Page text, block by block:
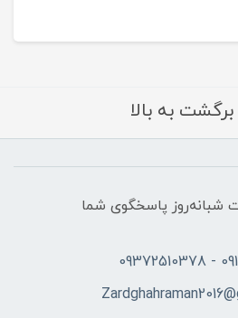
برگشت به بالا
هفته ، ۲۴ ساعت شبانه‌روز پاسخگوی شما